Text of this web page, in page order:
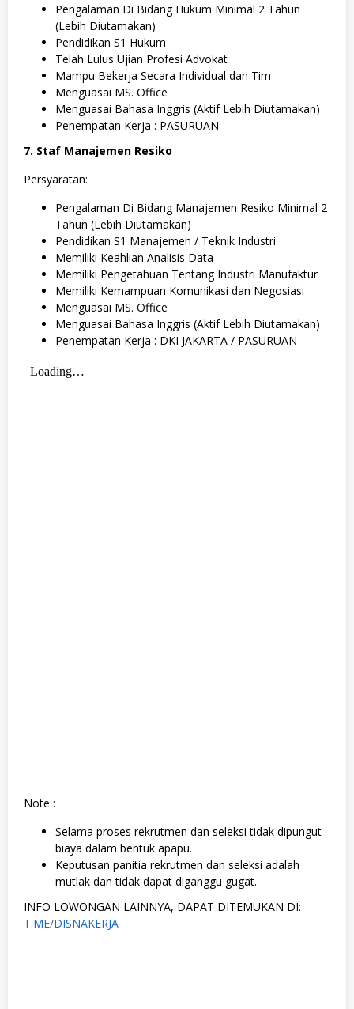
Pengalaman Di Bidang Hukum Minimal 2 Tahun
(Lebih Diutamakan)
Pendidikan S1 Hukum
Telah Lulus Ujian Profesi Advokat
Mampu Bekerja Secara Individual dan Tim
Menguasai MS. Office
Menguasai Bahasa Inggris (Aktif Lebih Diutamakan)
Penempatan Kerja : PASURUAN
7. Staf Manajemen Resiko
Persyaratan:
Pengalaman Di Bidang Manajemen Resiko Minimal 2
Tahun (Lebih Diutamakan)
Pendidikan S1 Manajemen / Teknik Industri
Memiliki Keahlian Analisis Data
Memiliki Pengetahuan Tentang Industri Manufaktur
Memiliki Kemampuan Komunikasi dan Negosiasi
Menguasai MS. Office
Menguasai Bahasa Inggris (Aktif Lebih Diutamakan)
Penempatan Kerja : DKI JAKARTA / PASURUAN
Note :
Selama proses rekrutmen dan seleksi tidak dipungut
biaya dalam bentuk apapu.
Keputusan panitia rekrutmen dan seleksi adalah
mutlak dan tidak dapat diganggu gugat.
INFO LOWONGAN LAINNYA, DAPAT DITEMUKAN DI:
T.ME/DISNAKERJA